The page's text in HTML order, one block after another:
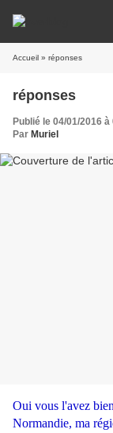
Accueil » réponses
réponses
Publié le 04/01/2016 à
Par Muriel
Oui vous l'avez
Normandie, ma